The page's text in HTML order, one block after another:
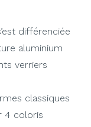
différenciée
aluminium
verriers
classiques
4 coloris